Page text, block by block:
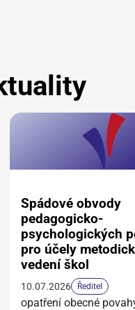
Spádové obvody
pedagogicko-
psychologických
pro účely
vedení škol
10.07.2026 Ředitel
opatření obecné